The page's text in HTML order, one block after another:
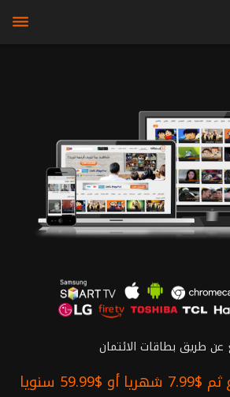
bars
عن طريق بطاقات الائتمان
سنويا